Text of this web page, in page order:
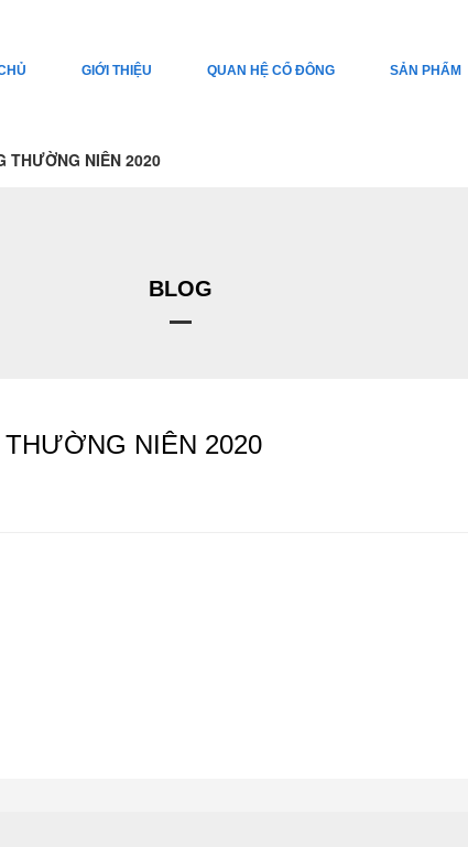
GIỚI THIỆU QUAN HỆ CỔ ĐÔNG SẢN PHẨM
THƯỜNG NIÊN 2020
BLOG
NIÊN 2020